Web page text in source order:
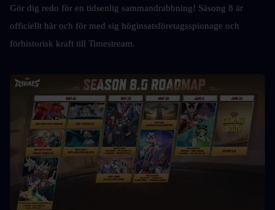
Gör dig redo för en tidsenlig sammandrabbning! Säsong 8 är
officiellt här och för med sig höginsatsföretagsspionage och
förhistorisk kraft till Timestream.